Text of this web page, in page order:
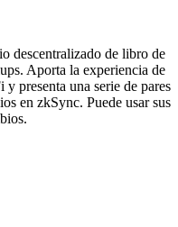
descentralizado de libro de
Aporta la experiencia de
presenta una serie de pares
en zkSync. Puede usar sus